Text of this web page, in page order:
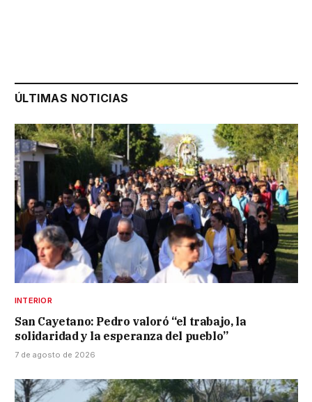
ÚLTIMAS NOTICIAS
INTERIOR
San Cayetano: Pedro valoró “el trabajo, la
solidaridad y la esperanza del pueblo”
7 de agosto de 2026